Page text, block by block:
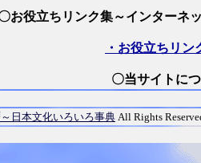
お役立ちリンク集～インターネ
・お役立ちリン
〇当サイトに
日本文化いろいろ事典 All Rights